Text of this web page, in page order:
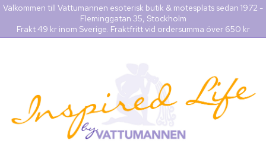
Välkommen till Vattumannen esoterisk butik & mötesplats sedan 1972 -
Fleminggatan 35, Stockholm
Frakt 49 kr inom Sverige. Fraktfritt vid ordersumma över 650 kr